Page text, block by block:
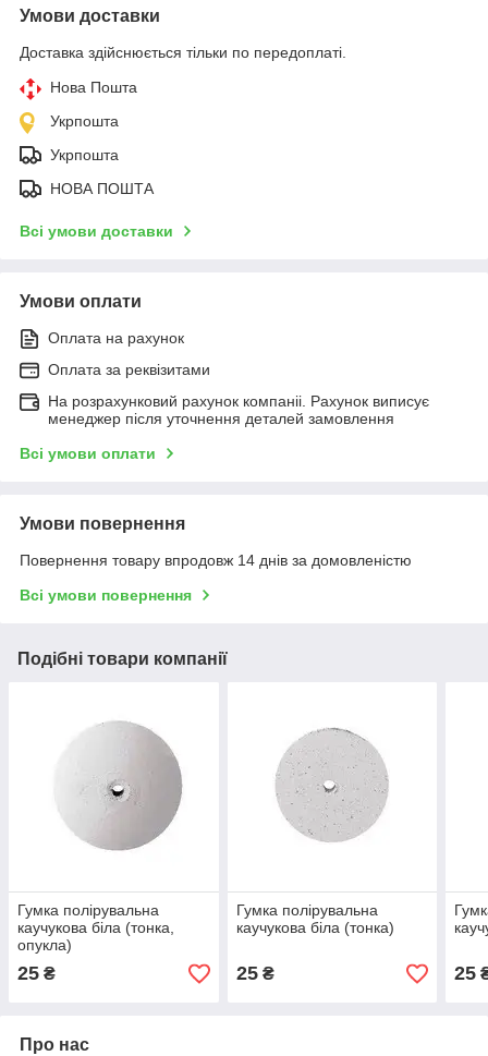
Умови доставки
Доставка здійснюється тільки по передоплаті.
Нова Пошта
Укрпошта
Укрпошта
НОВА ПОШТА
Всі умови доставки
Умови оплати
Оплата на рахунок
Оплата за реквізитами
На розрахунковий рахунок компаніі. Рахунок виписує
менеджер після уточнення деталей замовлення
Всі умови оплати
Умови повернення
Повернення товару впродовж 14 днів за домовленістю
Всі умови повернення
Подібні товари компанії
Гумка полірувальна
каучукова біла (тонка,
опукла)
25 ₴
Гумка полірувальна
каучукова біла (тонка)
25₴ 25
Про нас